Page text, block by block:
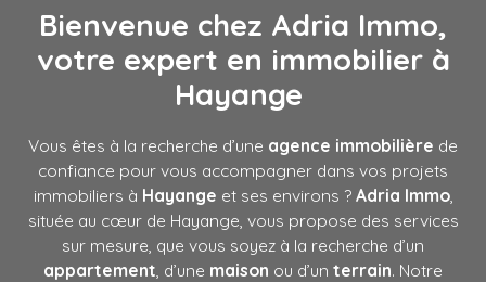
Bienvenue chez Adria Immo,
votre expert en immobilier à
Hayange
Vous êtes à la recherche d’une agence immobilière de
confiance pour vous accompagner dans vos projets
immobiliers à Hayange et ses environs ? Adria Immo,
située au cœur de Hayange, vous propose des services
sur mesure, que vous soyez à la recherche d’un
appartement, d’une maison ou d’un terrain. Notre